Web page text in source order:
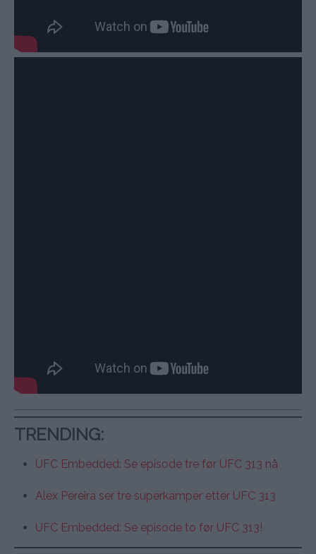
TRENDING:
UFC Embedded: Se episode tre før UFC 313 nå
Alex Pereira ser tre superkamper etter UFC 313
UFC Embedded: Se episode to før UFC 313!